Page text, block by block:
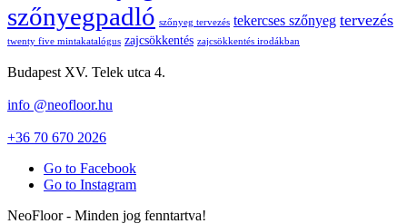
szőnyegpadló szőnyeg tervezés tekercses szőnyeg tervezés
twenty five mintakatalógus zajcsökkentés zajcsökkentés irodákban
Budapest XV. Telek utca 4.
info @neofloor.hu
+36 70 670 2026
Go to Facebook
Go to Instagram
NeoFloor - Minden jog fenntartva!